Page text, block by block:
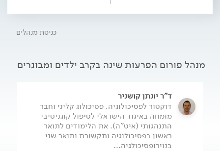
נשימה בשינה. בעיות שינה בילדים עלולות להיות כרוניות וקשורות
לפגיעה בתפקוד היום יומי ולמצוקה הורית. מכיוון שלבעיות שינה
הקוגניטיבית והרגשית והן יכולות לנבא תוצאות שלילית בילדים
(שאינן על רקע פיזיולוגי) מדגימות בדרך כלל תוצאות חיוביות
ביותר, גם במחקרים מבוקרים וגם בדיווחים קליניים. מטרת הפורום
כניסת מנהלים
מנהל פורום הפרעות שינה בקרב ילדים ומבוגרים
ד"ר יונתן קושניר
דוקטור לפסיכולוגיה, פסיכולוג קליני וחבר
מומחה באיגוד הישראלי לטיפול קוגניטיבי
התנהגותי (איט"ה). את הלימודים לתואר
ראשון בפסיכולוגיה ותקשורת ותואר שני
בנוירופסיכולגיה...